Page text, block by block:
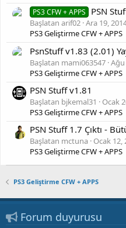
PS3 CFW + APPS PSN
Başlatan arif02 Ara 19,
PS3 Geliştirme CFW + APPS
PsnStuff v1.83 (2.01)
Başlatan mami063547 Ağu
PS3 Geliştirme CFW + APPS
PSN Stuff v1.81
Başlatan bjkemal31 Ocak
PS3 Geliştirme CFW + APPS
PSN Stuff 1.7 Çıktı -
Başlatan mctuna Ocak 12,
PS3 Geliştirme CFW + APPS
PS3 Geliştirme CFW + APPS
Forum duyurusu